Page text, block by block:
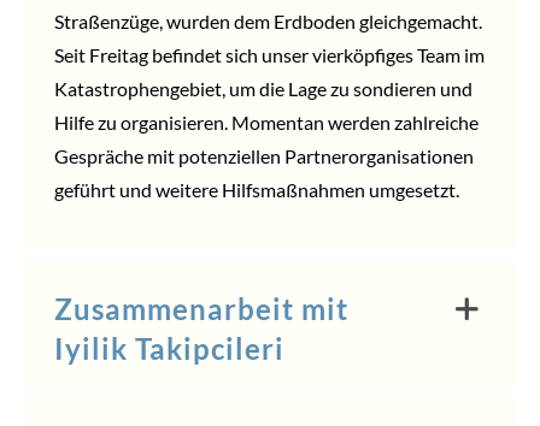
Straßenzüge, wurden dem Erdboden gleichgemacht.
Seit Freitag befindet sich unser vierköpfiges Team im
Katastrophengebiet, um die Lage zu sondieren und
Hilfe zu organisieren. Momentan werden zahlreiche
Gespräche mit potenziellen Partnerorganisationen
geführt und weitere Hilfsmaßnahmen umgesetzt.
Zusammenarbeit mit
Iyilik Takipcileri